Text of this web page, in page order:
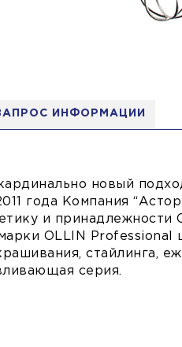
ИНФОРМАЦИИ
новый
года Компания
и принадлежности
OLLIN
стайлинга,
серия.